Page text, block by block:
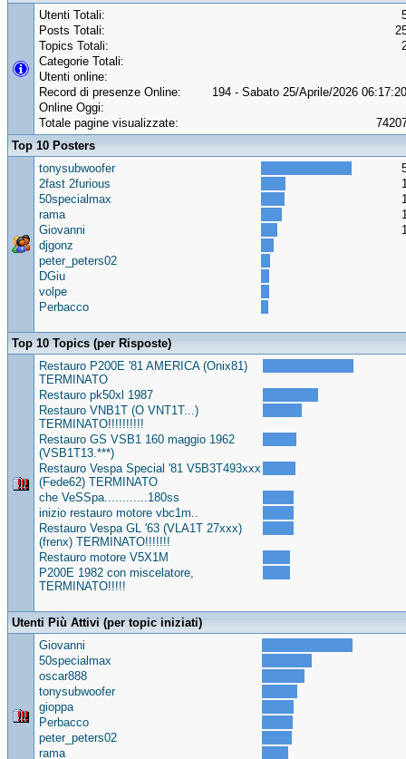
Utenti Totali:
Posts Totali:
Topics Totali:
Categorie Totali:
Utenti online:
Record di presenze Online:
194 - Sabato 25/Aprile/2026
Online Oggi:
Totale pagine visualizzate:
Top 10 Posters
tonysubwoofer
2fast 2furious
50specialmax
rama
Giovanni
djgonz
peter_peters02
DGiu
volpe
Perbacco
Top 10 Topics (per Risposte)
Restauro P200E '81 AMERICA (Onix81)
TERMINATO
Restauro pk50xl 1987
Restauro VNB1T (O VNT1T...)
TERMINATO!!!!!!!!!!
Restauro GS VSB1 160 maggio 1962
(VSB1T13.***)
Restauro Vespa Special '81 V5B3T493xxx
(Fede62) TERMINATO
che VeSSpa............180ss
inizio restauro motore vbc1m..
Restauro Vespa GL '63 (VLA1T 27xxx)
(frenx) TERMINATO!!!!!!!
Restauro motore V5X1M
P200E 1982 con miscelatore,
TERMINATO!!!!!
Utenti Più Attivi (per topic iniziati)
Giovanni
50specialmax
oscar888
tonysubwoofer
gioppa
Perbacco
peter_peters02
rama